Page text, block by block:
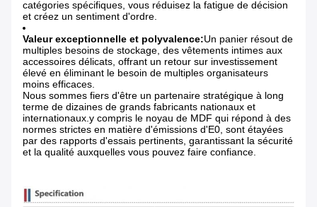
catégories spécifiques, vous réduisez la fatigue de décision
et créez un sentiment d'ordre.
Valeur exceptionnelle et polyvalence:Un panier résout de
multiples besoins de stockage, des vêtements intimes aux
accessoires délicats, offrant un retour sur investissement
élevé en éliminant le besoin de multiples organisateurs
moins efficaces.
Nous sommes fiers d'être un partenaire stratégique à long
terme de dizaines de grands fabricants nationaux et
internationaux.y compris le noyau de MDF qui répond à des
normes strictes en matière d'émissions d'E0, sont étayées
par des rapports d'essais pertinents, garantissant la sécurité
et la qualité auxquelles vous pouvez faire confiance.